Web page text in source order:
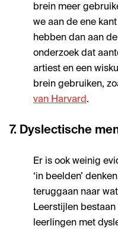
brein meer
we aan de ene
hebben dan aan
onderzoek dat
artiest en een
brein gebruiken,
van Harvard.
7. Dyslectische
Er is ook weinig
‘in beelden’
teruggaan naar
Leerstijlen
leerlingen met